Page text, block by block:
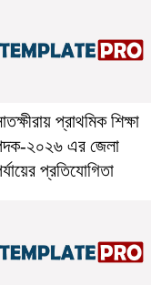
প্রাথমিক শিক্ষা
২০২৬ এর জেলা
প্রতিযোগিতা